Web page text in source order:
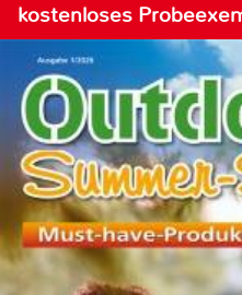
kostenloses